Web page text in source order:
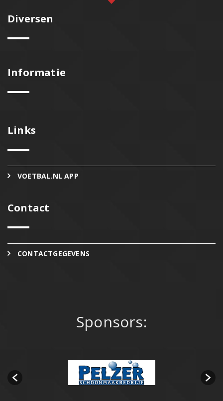
Diversen
Informatie
Links
VOETBAL.NL APP
Contact
CONTACTGEGEVENS
Sponsors: